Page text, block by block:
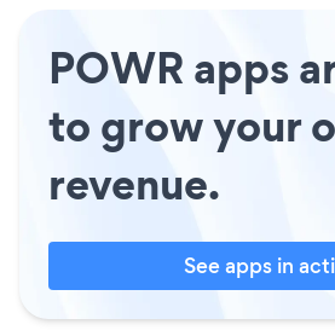
POWR apps
to grow your
revenue.
See apps in